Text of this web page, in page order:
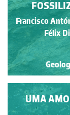
Francisco
Félix
UMA
Francisco
Félix